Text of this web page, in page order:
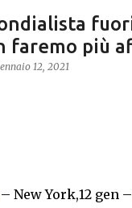
faremo più
12, 2021
New York,12 gen –